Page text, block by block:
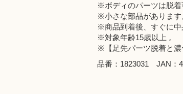
※ボディのパーツは脱着
※小さな部品があります
※商品到着後、すぐに中
※対象年齢15歳以上 。
※【足先パーツ脱着と濃
品番：1823031 JAN：